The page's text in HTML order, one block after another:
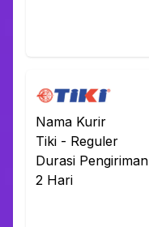
Nama Kurir
Tiki - Reguler
Durasi Pengiriman
2 Hari